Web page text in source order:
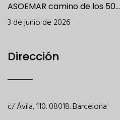
ASOEMAR camino de los 50...
3 de junio de 2026
Dirección
c/ Ávila, 110. 08018. Barcelona